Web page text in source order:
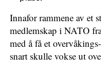
Innafor rammene av et
medlemskap i NATO
med å få et
snart skulle vokse ut